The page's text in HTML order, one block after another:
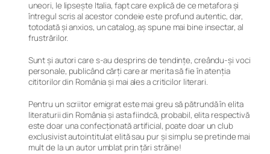
uneori, le lipsește Italia, fapt care explică de ce metafora și
întregul scris al acestor condeie este profund autentic, dar,
totodată și anxios, un catalog, aș spune mai bine insectar, al
frustrărilor.
Sunt și autori care s-au desprins de tendințe, creându-și voci
personale, publicând cărți care ar merita să fie în atenția
cititorilor din România și mai ales a criticilor literari.
Pentru un scriitor emigrat este mai greu să pătrundă în elita
literaturii din România și asta fiindcă, probabil, elita respectivă
este doar una confecționată artificial, poate doar un club
exclusivist autointitulatelităsau pur și simplu se pretinde mai
mult de la un autor umblat prin țări străine!